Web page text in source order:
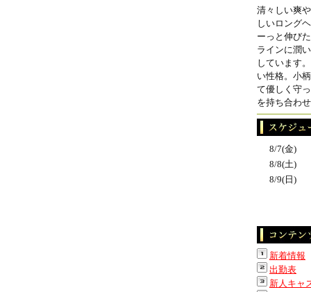
清々しい爽
しいロング
ーっと伸び
ラインに潤
しています
い性格。小
て優しく守
を持ち合わ
8/7(金)
8/8(土)
8/9(日)
新着情報
出勤表
新人キャ